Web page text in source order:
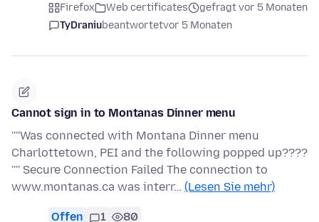
Firefox Web certificates
gefragt vor 5 Monaten
TyDraniubeantwortetvor 5 Monaten
Cannot sign in to Montanas Dinner menu
''''Was connected with Montana Dinner menu
Charlottetown, PEI and the following popped up????
'''' Secure Connection Failed The connection to
www.montanas.ca was interr… (Lesen Sie mehr)
Offen 1 80